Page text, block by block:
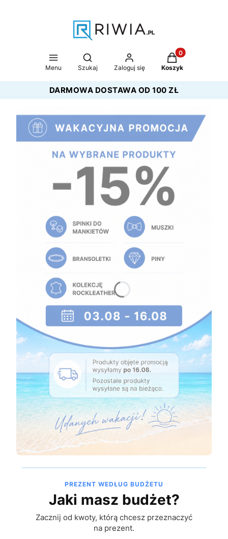
Menu
Otwórz wyszukiwarkę
Szukaj Zaloguj się
Produkty w
Koszyk
DARMOWA DOSTAWA OD 100 ZŁ
PREZENT WEDŁUG BUDŻETU
Jaki masz budżet?
Zacznij od kwoty, którą chcesz przeznaczyć
na prezent.